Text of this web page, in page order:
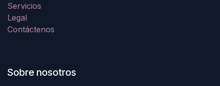
Servicios
Legal
Contáctenos
Sobre nosotros